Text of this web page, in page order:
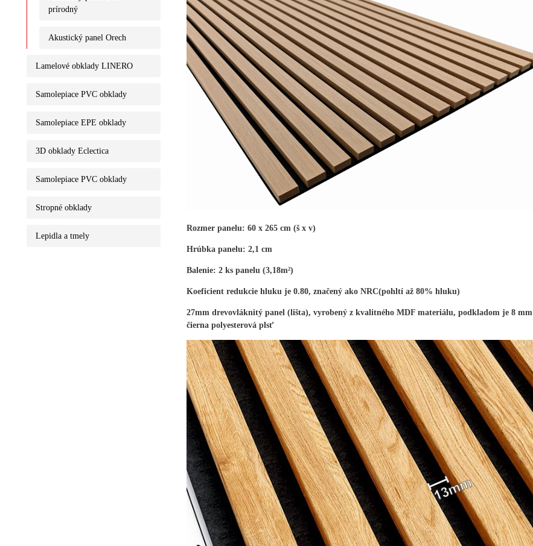
prírodný
Akustický panel Orech
Lamelové obklady LINERO
Samolepiace PVC obklady
Samolepiace EPE obklady
3D obklady Eclectica
Samolepiace PVC obklady
Stropné obklady
Lepidla a tmely
Rozmer panelu: 60 x 265 cm (š x v)
Hrúbka panelu: 2,1 cm
Balenie: 2 ks panelu (3,18m²)
Koeficient redukcie hluku je 0.80, značený ako NRC(pohltí až 80% hluku)
27mm drevovláknitý panel (lišta), vyrobený z kvalitného MDF materiálu, podkladom je 8 mm
čierna polyesterová plsť